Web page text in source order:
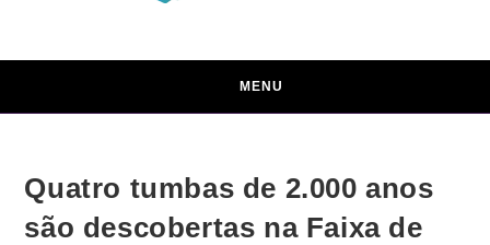
MENU
Quatro tumbas de 2.000 anos
são descobertas na Faixa de